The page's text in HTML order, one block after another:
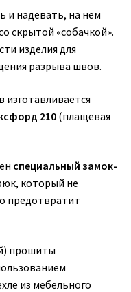
и надевать, на нем
скрытой «собачкой».
изделия для
разрыва швов.
изготавливается
210(плащевая
специальный замок-
который не
предотвратит
прошиты
из мебельного